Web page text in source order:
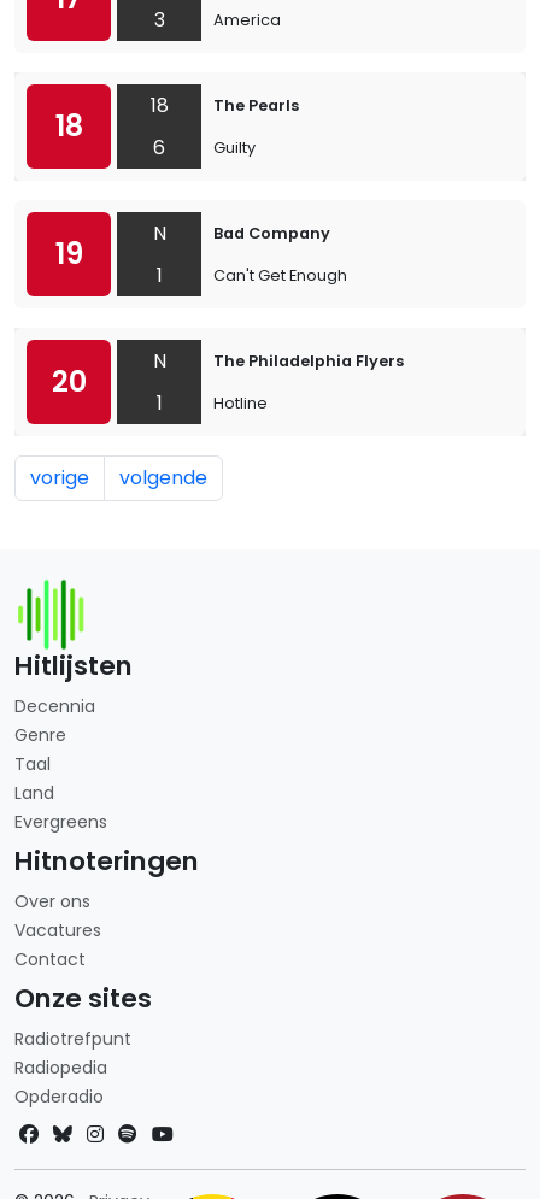
3
America
18
18
6
The Pearls
Guilty
19
N
1
Bad Company
Can't Get Enough
20
N
1
The Philadelphia Flyers
Hotline
vorige volgende
Hitlijsten
Decennia
Genre
Taal
Land
Evergreens
Hitnoteringen
Over ons
Vacatures
Contact
Onze sites
Radiotrefpunt
Radiopedia
Opderadio